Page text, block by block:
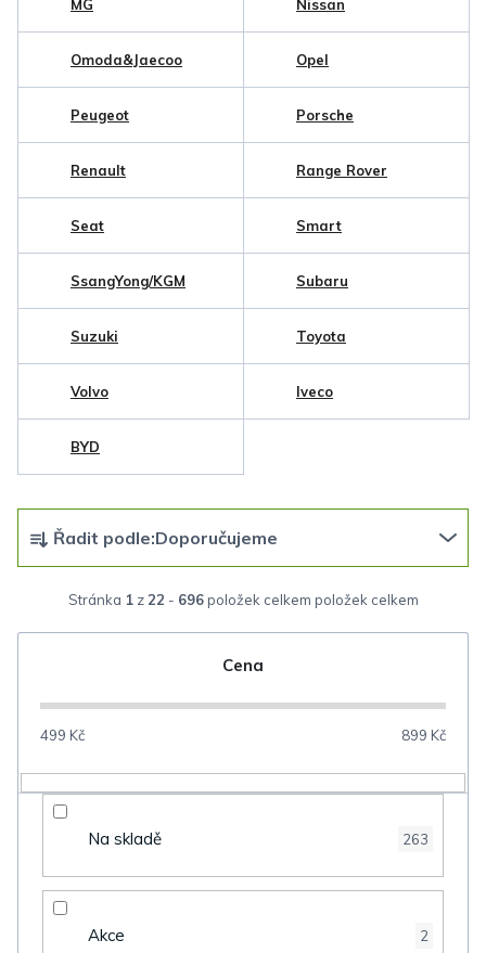
MG Nissan
Omoda&Jaecoo Opel
Peugeot Porsche
Renault Range Rover
Seat Smart
SsangYong/KGM Subaru
Suzuki Toyota
Volvo Iveco
BYD
Stránka 1z 22 - 696položek celkem
a
e
o
Řadit podle:Doporučujeme
Cena
499 Kč 899 Kč
Na skladě 263
Akce 2